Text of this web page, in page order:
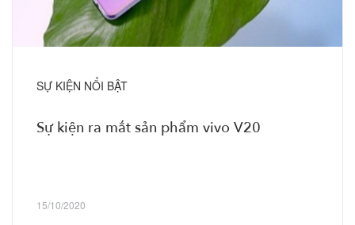
SỰ KIỆN NỔI BẬT
Sự kiện ra mắt sản phẩm vivo V20
15/10/2020